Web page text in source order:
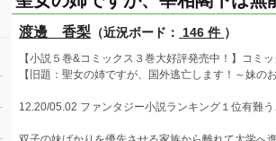
渡邊 香梨 （近況ボード： 146 件 ）
【小説５巻&コミックス３巻大好評発売中！】コ
【旧題：聖女の姉ですが、国外逃亡します！～妹の
12.20/05.02 ファンタジー小説ランキング１位有難う